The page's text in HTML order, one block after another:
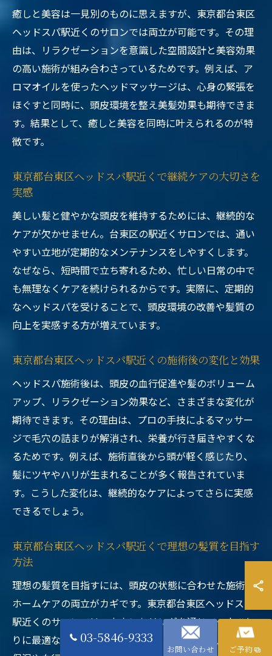
癒しと美容は一見別のものに思えますが、東京都台東区
ヘッドスパ駅近くのサロンでは両立が可能です。その理
由は、リラクゼーションを意識した空間設計と美容効果
の高い施術が組み合わさっているためです。例えば、ア
ロマオイルを使ったヘッドマッサージは、心身の緊張を
ほぐすと同時に、頭皮環境を整え美髪効果も期待できま
す。結果として、癒しと美容を同時に叶えられるのが特
徴です。
東京都台東区ヘッドスパ駅近くで継続ケアの大切さを
実感
美しい髪と健やかな頭皮を維持するためには、継続的な
ケアが欠かせません。台東区の駅近くサロンでは、通い
やすい立地が定期的なメンテナンスをしやすくします。
なぜなら、短時間で立ち寄れるため、忙しい日常の中で
も無理なくケアを続けられるからです。実際に、定期的
なヘッドスパを受けることで、頭皮環境の改善や髪質の
向上を実感する方が増えています。
東京都台東区ヘッドスパ駅近くの施術後の変化と効果
ヘッドスパ施術後は、頭皮の血行促進や髪のボリューム
アップ、リラクゼーション効果など、さまざまな変化が
期待できます。その理由は、プロの手技によるマッサー
ジで毛穴の詰まりが解消され、栄養が行き届きやすくな
るためです。例えば、施術直後から頭が軽く感じたり、
髪にツヤやハリが生まれることが多く報告されていま
す。こうした変化は、継続的なケアによってさらに実感
できるでしょう。
東京都台東区ヘッドスパ駅近くで理想の髪質を目指す
方法
理想の髪質を目指すには、頭皮の状態に合わせた施術と
ホームケアの両立がカギです。東京都台東区ヘッドスパ
駅近くのサロンでは、カウンセリングを通じて一人ひと
りに最適なケアを提案しています。具体的には、頭皮の
03-5846-9333
お問い合わせ ご予約